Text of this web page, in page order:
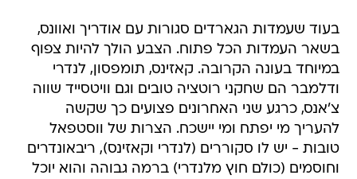
במיוחד בעונה הקרובה. קאזינס, תומפסון, לנדרי
ודלמבר הם שחקני רוטציה טובים וגם וויטסייד שווה
צ'אנס, כרגע שני האחרונים פצועים כך שקשה
להעריך מי יפתח ומי יישכח. הצרות של ווסטפאל
טובות - יש לו סקוררים (לנדרי וקאזינס), ריבאונדרים
וחוסמים (כולם חוץ מלנדרי) ברמה גבוהה והוא יוכל
להשתמש בהם בכל דרך אפשרית.